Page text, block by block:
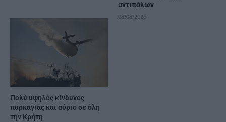
αντιπάλων
08/08/2026
Πολύ υψηλός κίνδυνος
πυρκαγιάς και αύριο σε όλη
την Κρήτη